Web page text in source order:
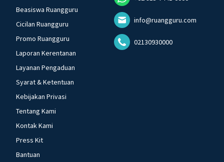
Beasiswa Ruangguru
Cicilan Ruangguru
Promo Ruangguru
Laporan Kerentanan
Layanan Pengaduan
Syarat & Ketentuan
Kebijakan Privasi
Tentang Kami
Kontak Kami
Press Kit
Bantuan
info@ruangguru.com
02130930000